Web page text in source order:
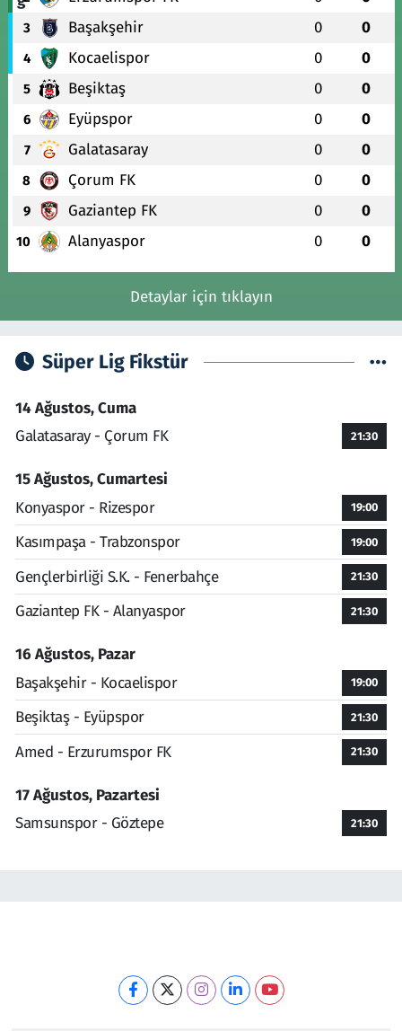
3 Başakşehir 0 0
4 Kocaelispor 0 0
5 Beşiktaş 0 0
6 Eyüpspor 0 0
7 Galatasaray 0 0
8 Çorum FK 0 0
9 Gaziantep FK 0 0
10 Alanyaspor 0 0
Detaylar için tıklayın
Süper Lig Fikstür
14 Ağustos, Cuma
Galatasaray - Çorum FK
21:30
15 Ağustos, Cumartesi
Konyaspor - Rizespor
19:00
Kasımpaşa - Trabzonspor 19:00
Gençlerbirliği S.K. - Fenerbahçe 21:30
Gaziantep FK - Alanyaspor 21:30
16 Ağustos, Pazar
Başakşehir - Kocaelispor
19:00
Beşiktaş - Eyüpspor 21:30
Amed - Erzurumspor FK 21:30
17 Ağustos, Pazartesi
Samsunspor - Göztepe
21:30